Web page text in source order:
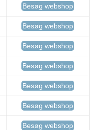
Besøg webshop
Besøg webshop
Besøg webshop
Besøg webshop
Besøg webshop
Besøg webshop
Besøg webshop